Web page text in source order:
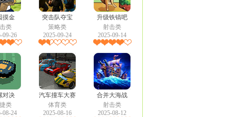
摸金
类
09-26
突击队夺宝
策略类
2025-09-24
升级铁镐吧
射击类
2025-09-14
对决
类
08-24
汽车撞车大赛
体育类
2025-08-16
合并大海战
射击类
2025-08-12